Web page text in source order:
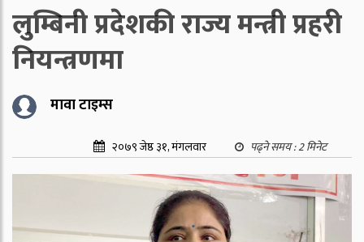
लुम्बिनी प्रदेशकी राज्य मन्त्री प्रहरी
नियन्त्रणमा
मावा टाइम्स
२०७९ जेष्ठ ३१, मंगलवार पढ्ने समय :2मिनेट